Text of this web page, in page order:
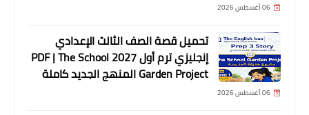
06 أغسطس 2026
تحميل قصة الصف الثالث الإعدادي
إنجليزي ترم أول 2027 PDF | The School
Garden Project المنهج الجديد كاملة
06 أغسطس 2026